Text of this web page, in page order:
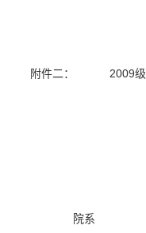
附件二： 2009
院系